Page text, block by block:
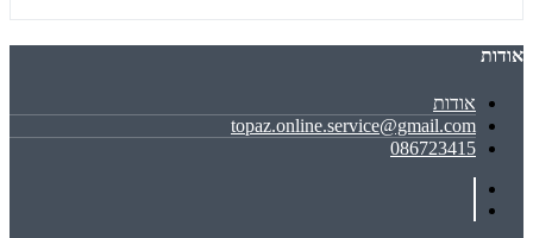
אודות
אודות
topaz.online.service@gmail.com
086723415